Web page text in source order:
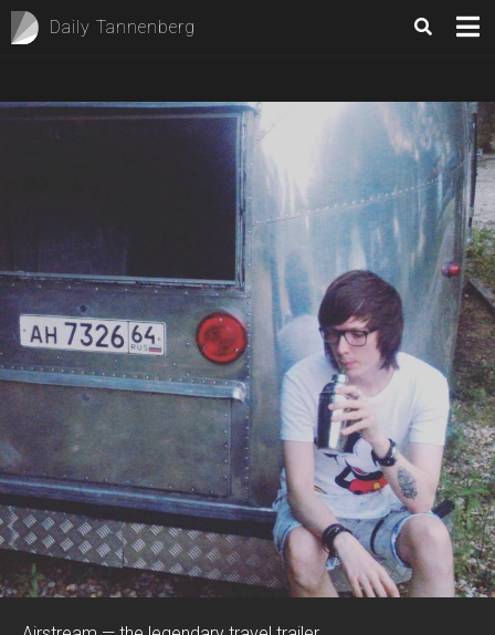
Daily Tannenberg